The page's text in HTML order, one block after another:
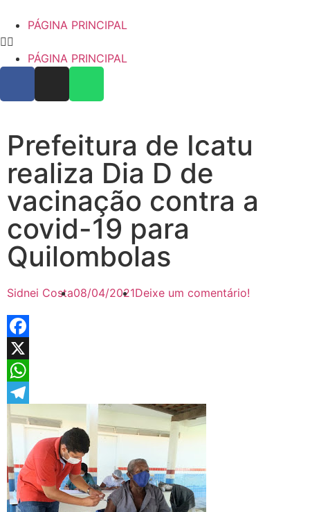
PÁGINA PRINCIPAL
PÁGINA PRINCIPAL
Prefeitura de Icatu
realiza Dia D de
vacinação contra a
covid-19 para
Quilombolas
Sidnei Costa08/04/2021Deixe um comentário!
Facebook
X
WhatsApp
Telegram